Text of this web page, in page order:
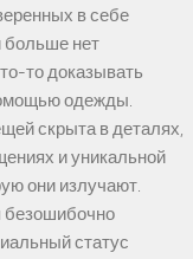
в себе
нет
то доказывать
одежды.
скрыта в деталях,
и уникальной
они излучают.
безошибочно
статус